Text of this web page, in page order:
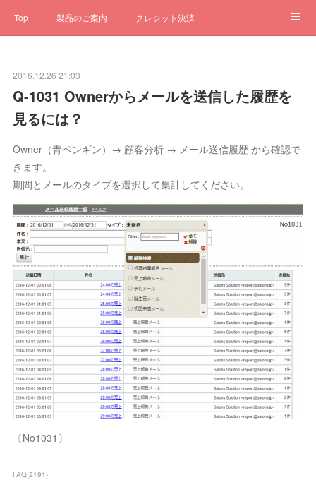
Top 製品のご案内 クレジット決済
2016.12.26 21:03
Q-1031 Ownerからメールを送信した履歴を
見るには？
Owner（青ペンギン）→ 顧客分析 → メール送信履歴 から確認で
きます。
期間とメールのタイプを選択して集計してください。
〔No1031〕
FAQ(2191)